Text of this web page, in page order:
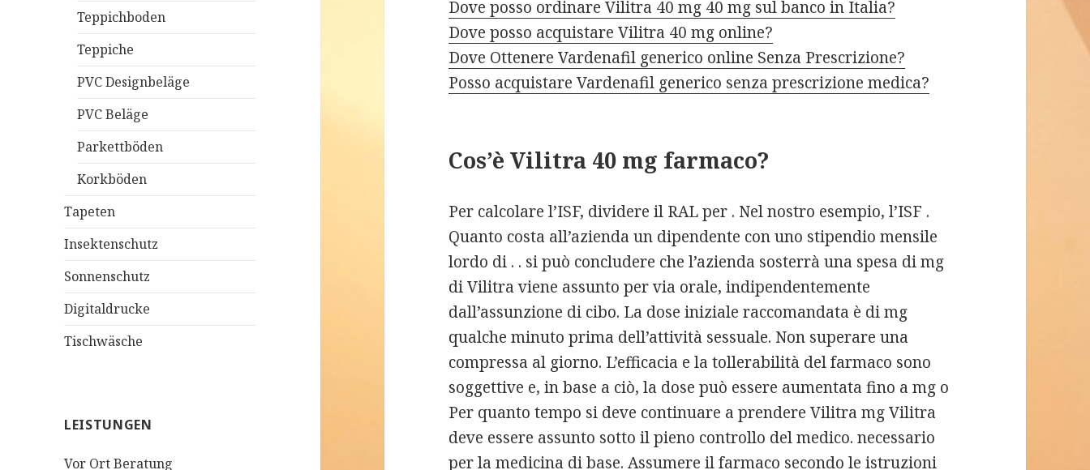
Teppichboden
Teppiche
PVC Designbeläge
PVC Beläge
Parkettböden
Korkböden
Tapeten
Insektenschutz
Sonnenschutz
Digitaldrucke
Tischwäsche
LEISTUNGEN
Vor Ort Beratung
Dove posso ordinare Vilitra 40 mg 40 mg sul banco in Italia?
Dove posso acquistare Vilitra 40 mg online?
Dove Ottenere Vardenafil generico online Senza Prescrizione?
Posso acquistare Vardenafil generico senza prescrizione medica?
Cos’è Vilitra 40 mg farmaco?
Per calcolare l’ISF, dividere il RAL per . Nel nostro esempio, l’ISF .
Quanto costa all’azienda un dipendente con uno stipendio mensile
lordo di . . si può concludere che l’azienda sosterrà una spesa di mg
di Vilitra viene assunto per via orale, indipendentemente
dall’assunzione di cibo. La dose iniziale raccomandata è di mg
qualche minuto prima dell’attività sessuale. Non superare una
compressa al giorno. L’efficacia e la tollerabilità del farmaco sono
soggettive e, in base a ciò, la dose può essere aumentata fino a mg o
Per quanto tempo si deve continuare a prendere Vilitra mg Vilitra
deve essere assunto sotto il pieno controllo del medico. necessario
per la medicina di base. Assumere il farmaco secondo le istruzioni